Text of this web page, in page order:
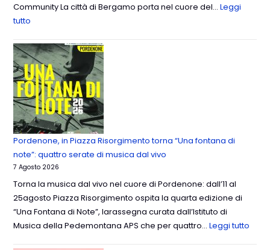
Community La città di Bergamo porta nel cuore del…Leggi
tutto
Pordenone, in Piazza Risorgimento torna “Una fontana di
note”: quattro serate di musica dal vivo
7 Agosto 2026
Torna la musica dal vivo nel cuore di Pordenone: dall’11 al
25agosto Piazza Risorgimento ospita la quarta edizione di
“Una Fontana di Note”, larassegna curata dall’Istituto di
Musica della Pedemontana APS che per quattro…Leggi tutto